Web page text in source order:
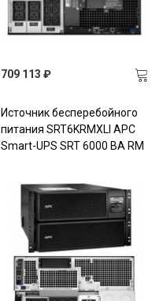
709 113 ₽
Источник бесперебойного
питания SRT6KRMXLI APC
Smart-UPS SRT 6000 ВА RM